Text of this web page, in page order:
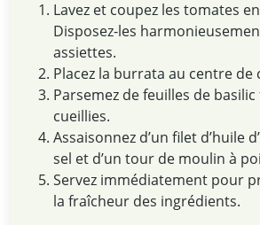
Lavez et coupez les tomates
Disposez-les
assiettes.
Placez la burrata au centre de
Parsemez de feuilles de
cueillies.
Assaisonnez d’un filet d’huile
sel et d’un tour de moulin à
Servez immédiatement pour
la fraîcheur des ingrédients.